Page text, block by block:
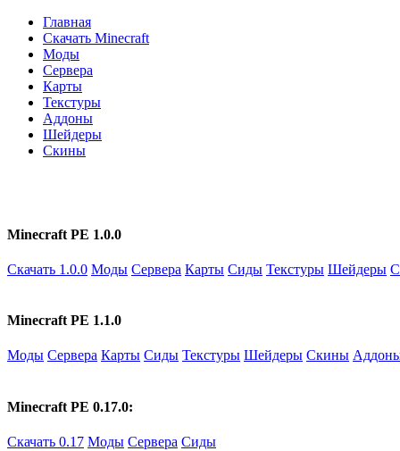
Главная
Скачать Minecraft
Моды
Сервера
Карты
Текстуры
Аддоны
Шейдеры
Скины
Minecraft PE 1.0.0
Скачать 1.0.0 Моды Сервера Карты Сиды Текстуры Шейдеры
Minecraft PE 1.1.0
Моды Сервера Карты Сиды Текстуры Шейдеры Скины
Minecraft PE 0.17.0:
Скачать 0.17 Моды Сервера Сиды